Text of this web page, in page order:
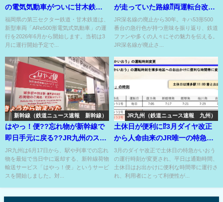
の電気気動車がついに甘木鉄道
でデビュー⁉
福岡県の第三セクター鉄道・甘木鉄道は、
新型車両「ARe500形電気式気動車」の運
行を2026年6月から開始します。当初は3
月に運行開始予定で...
が走っていた路線⁇両運転台改造
車と新幹線座席交換車⁇
JR深名線の廃止から30年。キハ53形500
番台の急行色が持つ意味を振り返り、鉄道
ファンや多くの人々にその魅力を伝える。
JR深名線が廃止さ...
新幹線（鉄道ニュース速報 新幹線）
はやっ！便??忘れ物が新幹線で
即日手元に戻る??JR九州のスピ
ード返却サービス開始⁉
JR九州は6月17日から、駅や列車での忘れ
物を最短で当日中に返却する、新幹線荷物
輸送サービス「はやっ！便」というサービ
スを開始しました。対...
JR九州（鉄道ニュース速報 九州）
土休日が便利に⁉3月ダイヤ改正
から人命由来のJR唯一の特急が
お出かけに便利な時間帯に⁉
3月のダイヤ改正で土休日の特急かいおう
の運行時刻が変更され、平日は通勤時間、
土休日はお出かけに便利な時間帯に運行さ
れ、利用者にとって利便性が...